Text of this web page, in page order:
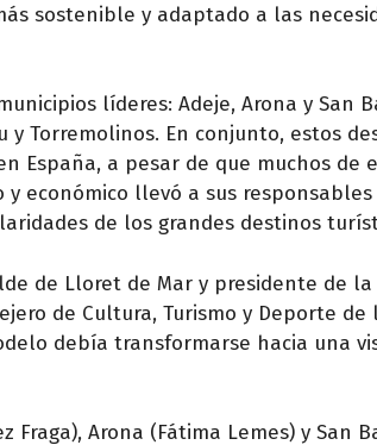
sostenible y adaptado a las
líderes: Adeje, Arona y San
y Torremolinos. En conjunto, estos
España, a pesar de que muchos de
económico llevó a sus
de los grandes destinos
de Lloret de Mar y presidente de la
de Cultura, Turismo y Deporte de
debía transformarse hacia una
Fraga), Arona (Fátima Lemes) y San